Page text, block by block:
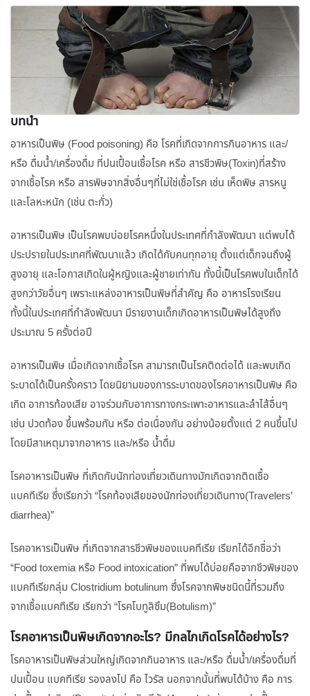
บทนำ
อาหารเป็นพิษ (Food poisoning) คือ โรคที่เกิดจากการกินอาหาร และ/
หรือ ดื่มน้ำ/เครื่องดื่ม ที่ปนเปื้อนเชื้อโรค หรือ สารชีวพิษ(Toxin)ที่สร้าง
จากเชื้อโรค หรือ สารพิษจากสิ่งอื่นๆที่ไม่ใช่เชื้อโรค เช่น เห็ดพิษ สารหนู
และโลหะหนัก (เช่น ตะกั่ว)
อาหารเป็นพิษ เป็นโรคพบบ่อยโรคหนึ่งในประเทศที่กำลังพัฒนา แต่พบได้
ประปรายในประเทศที่พัฒนาแล้ว เกิดได้กับคนทุกอายุ ตั้งแต่เด็กจนถึงผู้
สูงอายุ และโอกาสเกิดในผู้หญิงและผู้ชายเท่ากัน ทั้งนี้เป็นโรคพบในเด็กได้
สูงกว่าวัยอื่นๆ เพราะแหล่งอาหารเป็นพิษที่สำคัญ คือ อาหารโรงเรียน
ทั้งนี้ในประเทศที่กำลังพัฒนา มีรายงานเด็กเกิดอาหารเป็นพิษได้สูงถึง
ประมาณ 5 ครั้งต่อปี
อาหารเป็นพิษ เมื่อเกิดจากเชื้อโรค สามารถเป็นโรคติดต่อได้ และพบเกิด
ระบาดได้เป็นครั้งคราว โดยนิยามของการระบาดของโรคอาหารเป็นพิษ คือ
เกิด อาการท้องเสีย อาจร่วมกับอาการทางกระเพาะอาหารและลำไส้อื่นๆ
เช่น ปวดท้อง ขึ้นพร้อมกัน หรือ ต่อเนื่องกัน อย่างน้อยตั้งแต่ 2 คนขึ้นไป
โดยมีสาเหตุมาจากอาหาร และ/หรือ น้ำดื่ม
โรคอาหารเป็นพิษ ที่เกิดกับนักท่องเที่ยวเดินทางมักเกิดจากติดเชื้อ
แบคทีเรีย ซึ่งเรียกว่า “โรคท้องเสียของนักท่องเที่ยวเดินทาง(Travelers’
diarrhea)”
โรคอาหารเป็นพิษ ที่เกิดจากสารชีวพิษของแบคทีเรีย เรียกได้อีกชื่อว่า
“Food toxemia หรือ Food intoxication” ที่พบได้บ่อยคือจากชีวพิษของ
แบคทีเรียกลุ่ม Clostridium botulinum ซึ่งโรคจากพิษชนิดนี้ที่รวมถึง
จากเชื้อแบคทีเรีย เรียกว่า “โรคโบทูลิซึม(Botulism)”
โรคอาหารเป็นพิษเกิดจากอะไร? มีกลไกเกิดโรคได้อย่างไร?
โรคอาหารเป็นพิษส่วนใหญ่เกิดจากกินอาหาร และ/หรือ ดื่มน้ำ/เครื่องดื่มที่
ปนเปื้อน แบคทีเรีย รองลงไป คือ ไวรัส นอกจากนั้นที่พบได้บ้าง คือ การ